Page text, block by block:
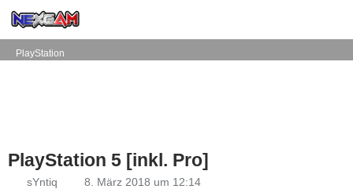
PlayStation
PlayStation 5 [inkl. Pro]
sYntiq 8. März 2018 um 12:14